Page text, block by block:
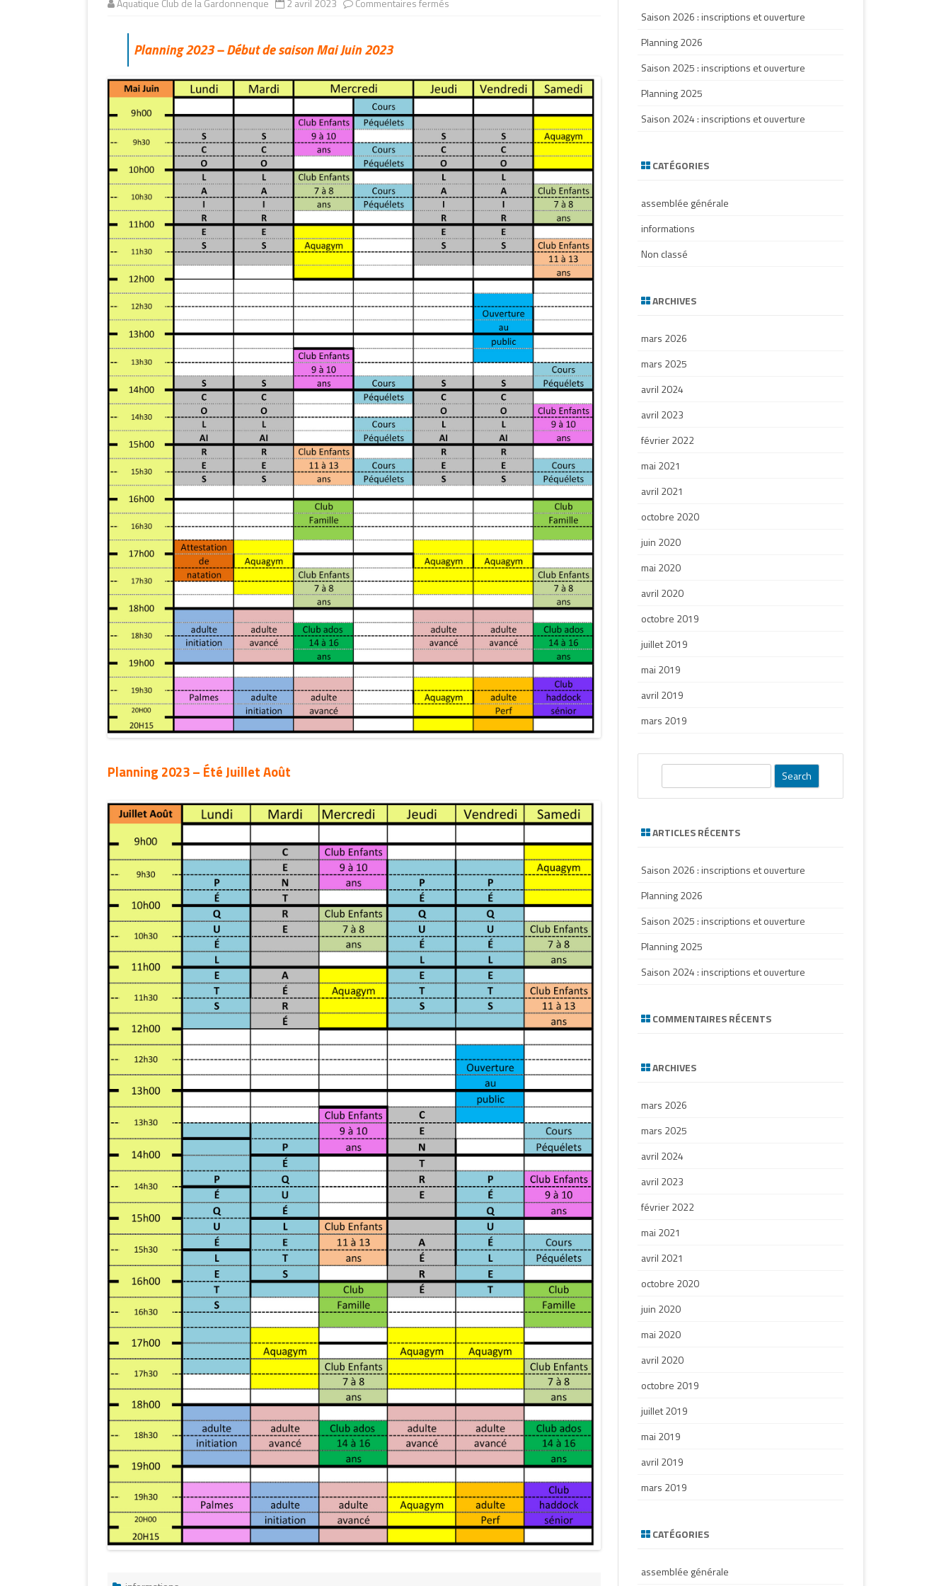
CLUB ADULTES
CLUB DU CAPITAINE
Aquatique Club de la Gardonnenque 2 avril 2023 Commentaires fermés
Planning 2023 – Début de saison Mai Juin 2023
Planning 2023 – Été Juillet Août
Saison 2026 : inscriptions et ouverture
Planning 2026
Saison 2025 : inscriptions et ouverture
Planning 2025
Saison 2024 : inscriptions et ouverture
CATÉGORIES
assemblée générale
informations
Non classé
ARCHIVES
mars 2026
mars 2025
avril 2024
avril 2023
février 2022
mai 2021
avril 2021
octobre 2020
juin 2020
mai 2020
avril 2020
octobre 2019
juillet 2019
mai 2019
avril 2019
mars 2019
c
ARTICLES RÉCENTS
Saison 2026 : inscriptions et ouverture
Planning 2026
Saison 2025 : inscriptions et ouverture
Planning 2025
Saison 2024 : inscriptions et ouverture
COMMENTAIRES RÉCENTS
ARCHIVES
mars 2026
mars 2025
avril 2024
avril 2023
février 2022
mai 2021
avril 2021
octobre 2020
juin 2020
mai 2020
avril 2020
octobre 2019
juillet 2019
mai 2019
avril 2019
mars 2019
CATÉGORIES
assemblée générale